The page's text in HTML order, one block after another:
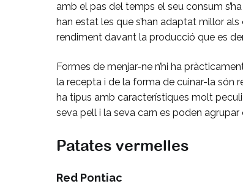
amb el pas del temps el seu consum
han estat les que s’han adaptat millor
rendiment davant la producció que es
Formes de menjar-ne n’hi ha
la recepta i de la forma de cuinar-la són
ha tipus amb característiques molt
seva pell i la seva carn es poden
Patates vermelles
Red Pontiac